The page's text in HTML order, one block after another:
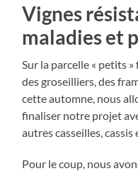
Vignes
maladies et
Sur la parcelle « petits
des groseilliers, des
cette automne, nous
finaliser notre projet
autres casseilles, cassis
Pour le coup, nous